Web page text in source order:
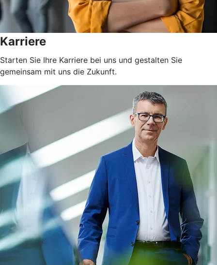
Karriere
Starten Sie Ihre Karriere bei uns und gestalten Sie
gemeinsam mit uns die Zukunft.